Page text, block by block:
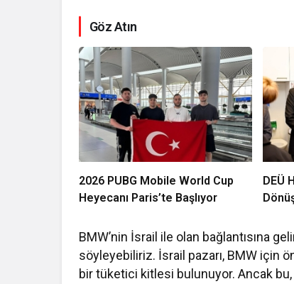
Göz Atın
2026 PUBG Mobile World Cup
Heyecanı Paris’te Başlıyor
DEÜ
BMW’nin İsrail ile olan bağlantısına
söyleyebiliriz. İsrail pazarı, BMW için
bir tüketici kitlesi bulunuyor. Ancak bu,